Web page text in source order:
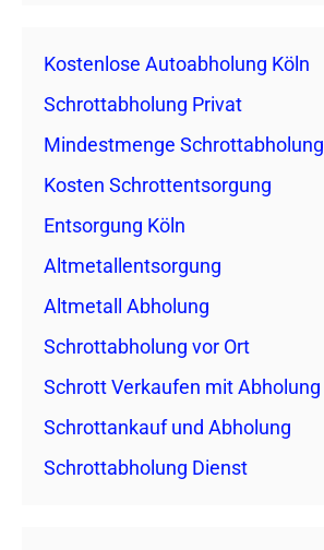
Kostenlose Autoabholung Köln
Schrottabholung Privat
Mindestmenge Schrottabholung
Kosten Schrottentsorgung
Entsorgung Köln
Altmetallentsorgung
Altmetall Abholung
Schrottabholung vor Ort
Schrott Verkaufen mit Abholung
Schrottankauf und Abholung
Schrottabholung Dienst